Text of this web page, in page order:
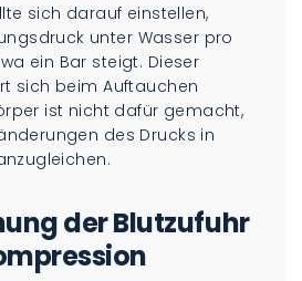
sich darauf einstellen,
unter Wasser pro
ein Bar steigt. Dieser
sich beim Auftauchen
ist nicht dafür gemacht,
des Drucks in
der Blutzufuhr